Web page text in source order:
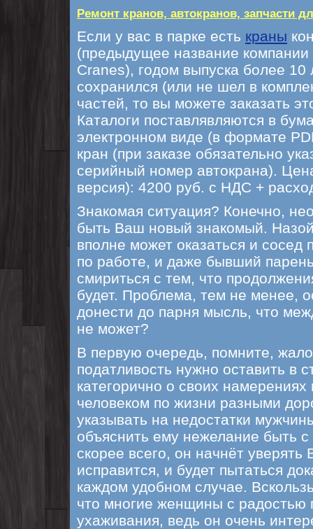
Ремонт кранов, автокранов, запчасти
Если у вас в парке есть краны
(предыдущее название
Cranes), годом выпуска более 10
сохранился (или не шел в
частей, то вы можете заказать
Каталоги поставлявляются в
электронном виде (в формате
кран (при заказе обязательно
серийный номер автокрана).
версия): 4200 руб. с НДС +
Знакомая ситуация? Конечно,
быть Ваш новый знакомый.
вполне может оказаться и сосед
по работе, и даже бывший
смириться с тем, что
будет. Проблема, тем не менее,
донести до парня мысль, что
не может?
В первую очередь, помните,
податливость нужно оставить в
категорично о своих
человеком по жизни разными
указывать на недостатки
объяснить ему нежелание быть
скорее всего, он начнёт уверять
исправится, и будет пытаться
каждом удобном случае.
что многие женщины с радостью
ухаживания, ведь он очень